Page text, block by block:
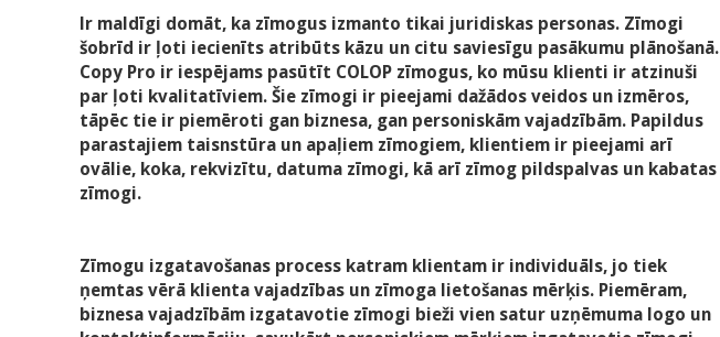
Ir maldīgi domāt, ka zīmogus izmanto tikai juridiskas personas. Zīmogi
šobrīd ir ļoti iecienīts atribūts kāzu un citu saviesīgu pasākumu plānošanā.
Copy Pro ir iespējams pasūtīt COLOP zīmogus, ko mūsu klienti ir atzinuši
par ļoti kvalitatīviem. Šie zīmogi ir pieejami dažādos veidos un izmēros,
tāpēc tie ir piemēroti gan biznesa, gan personiskām vajadzībām. Papildus
parastajiem taisnstūra un apaļiem zīmogiem, klientiem ir pieejami arī
ovālie, koka, rekvizītu, datuma zīmogi, kā arī zīmog pildspalvas un kabatas
zīmogi.
Zīmogu izgatavošanas process katram klientam ir individuāls, jo tiek
ņemtas vērā klienta vajadzības un zīmoga lietošanas mērķis. Piemēram,
biznesa vajadzībām izgatavotie zīmogi bieži vien satur uzņēmuma logo un